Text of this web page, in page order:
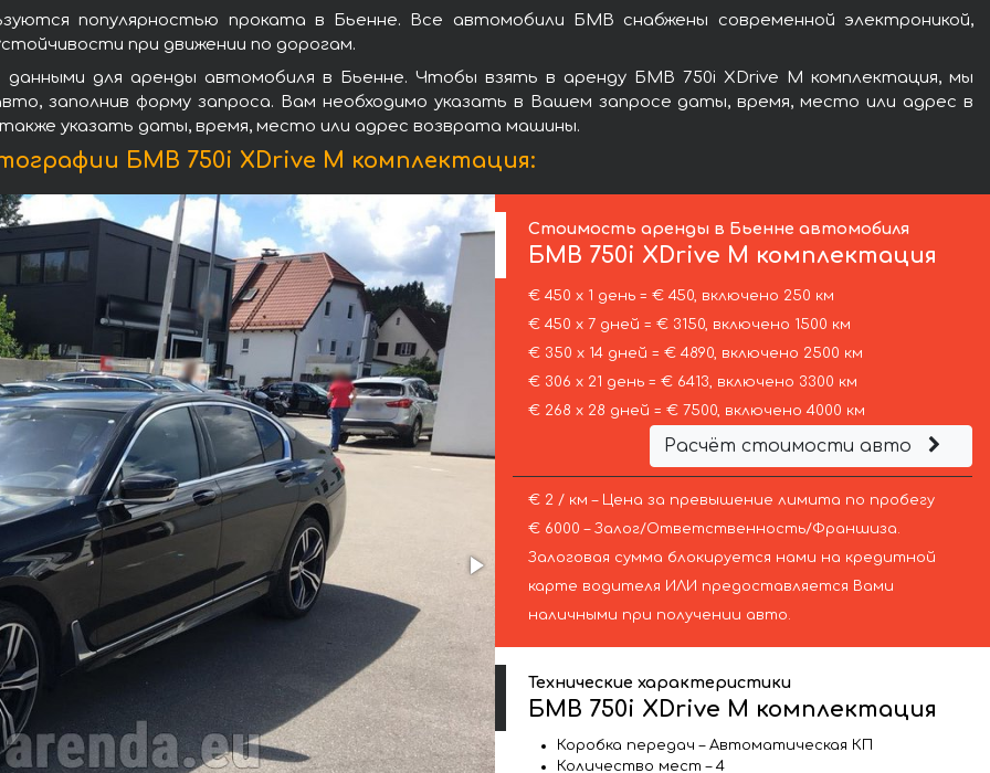
популярностью проката в Бьенне. Все автомобили БМВ снабжены современной электроникой,
при движении по дорогам.
для аренды автомобиля в Бьенне. Чтобы взять в аренду БМВ 750i XDrive M комплектация, мы
заполнив форму запроса. Вам необходимо указать в Вашем запросе даты, время, место или адрес в
указать даты, время, место или адрес возврата машины.
БМВ 750i XDrive M комплектация:
Стоимость аренды в Бьенне автомобиля
БМВ 750i XDrive M комплектация
€ 450 х 1 день = € 450, включено 250 км
€ 450 х 7 дней = € 3150, включено 1500 км
€ 350 х 14 дней = € 4890, включено 2500 км
€ 306 х 21 день = € 6413, включено 3300 км
€ 268 х 28 дней = € 7500, включено 4000 км
Расчёт стоимости авто
€ 2 / км – Цена за превышение лимита по пробегу
€ 6000 – Залог/Ответственность/Франшиза.
Залоговая сумма блокируется нами на кредитной
карте водителя ИЛИ предоставляется Вами
наличными при получении авто.
Технические характеристики
БМВ 750i XDrive M комплектация
Коробка передач – Автоматическая КП
Количество мест – 4